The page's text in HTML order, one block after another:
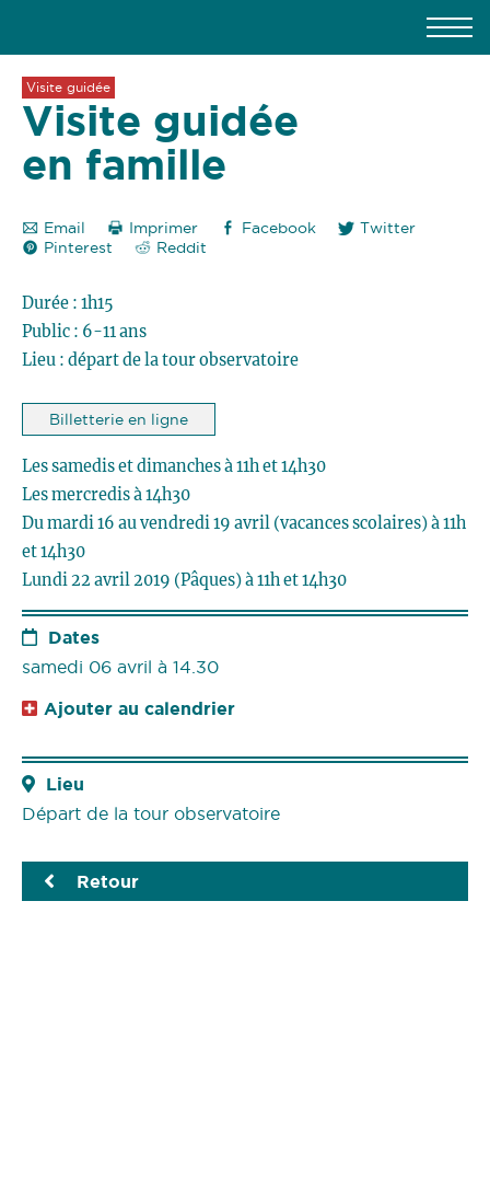
Visite guidée
Visite guidée
en famille
Email Imprimer Facebook
Twitter
Pinterest
Reddit
Durée : 1h15
Public : 6-11 ans
Lieu : départ de la tour observatoire
Billetterie en ligne
Les samedis et dimanches à 11h et 14h30
Les mercredis à 14h30
Du mardi 16 au vendredi 19 avril (vacances scolaires) à 11h
et 14h30
Lundi 22 avril 2019 (Pâques) à 11h et 14h30
Dates
samedi 06 avril à 14.30
Ajouter au calendrier
Lieu
Départ de la tour observatoire
Retour